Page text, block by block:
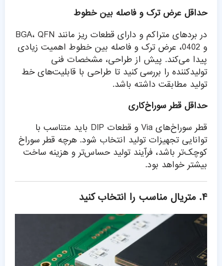
حداقل عرض ترک و فاصله بین خطوط
در بردهای متراکم و دارای قطعات ریز مانند BGA، QFN
و 0402، عرض ترک و فاصله بین خطوط اهمیت زیادی
پیدا می‌کند. پیش از طراحی، مشخصات فنی
تولیدکننده را بررسی کنید تا طراحی با قابلیت‌های خط
تولید مطابقت داشته باشد.
حداقل قطر سوراخ‌کاری
قطر سوراخ‌های Via و قطعات DIP باید متناسب با
توانایی تجهیزات تولید انتخاب شود. هرچه قطر سوراخ
کوچک‌تر باشد، فرآیند تولید حساس‌تر و هزینه ساخت
بیشتر خواهد بود.
۴. متریال مناسب را انتخاب کنید